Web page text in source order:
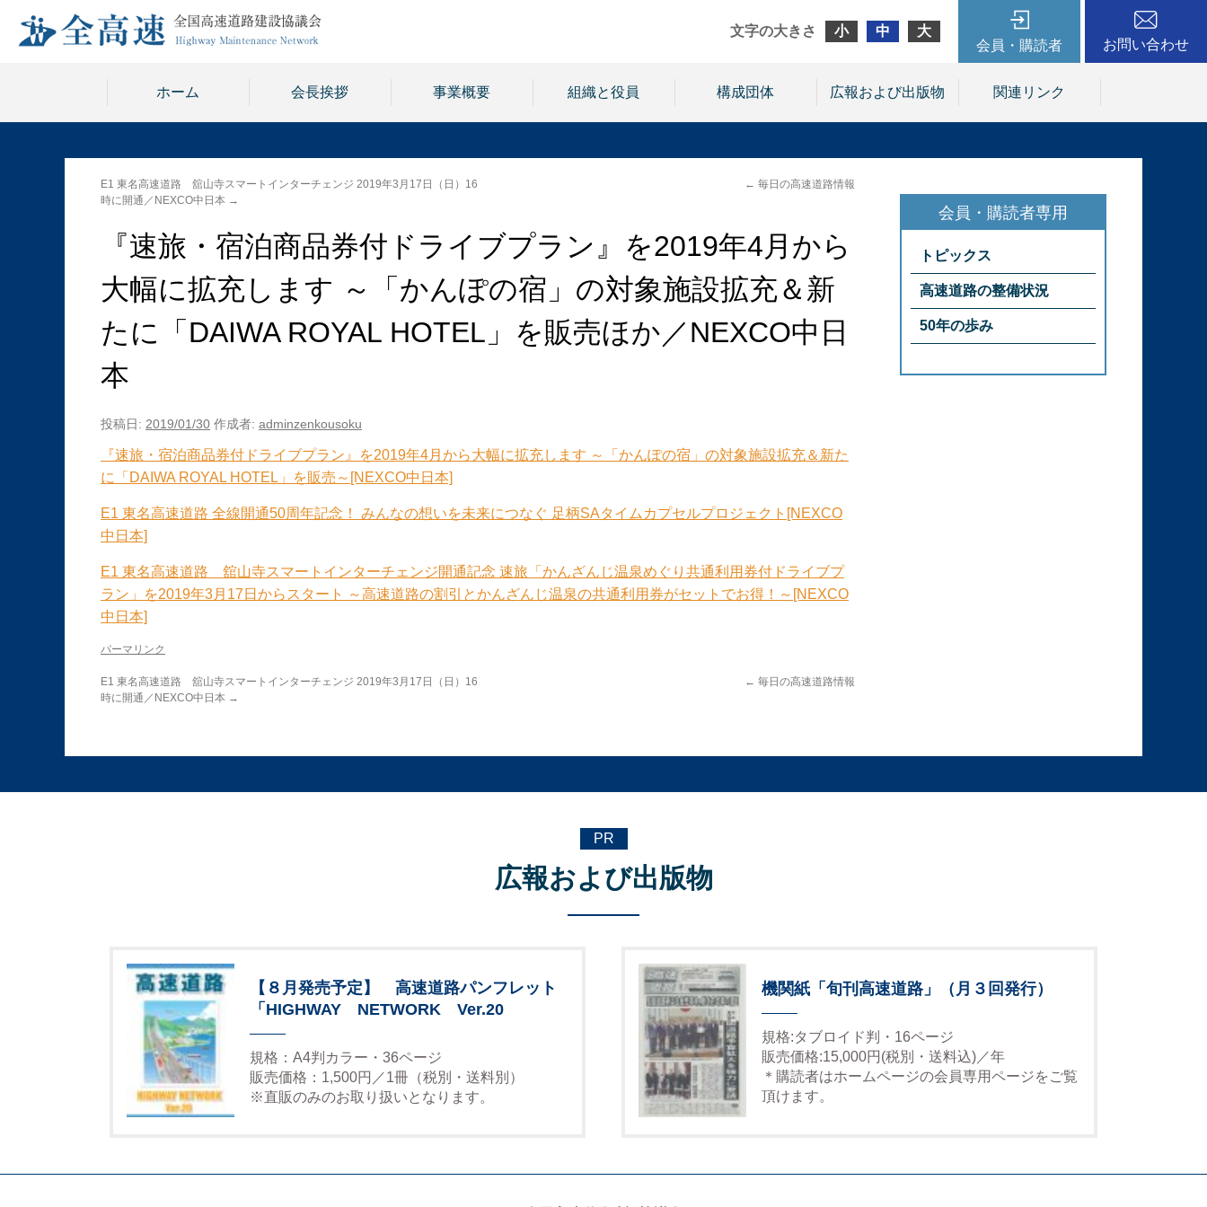
文字の大きさ 小 中
大
会員・購読者
お問い合わせ
ホーム 会長挨拶 事業概要 組織と役員 構成団体 広報および出版物 関連リンク
← 毎日の高速道路情報
E1 東名高速道路 舘山寺スマートインターチェンジ 2019年3月17日（日）16
時に開通／NEXCO中日本 →
『速旅・宿泊商品券付ドライブプラン』を2019年4月から
大幅に拡充します ～「かんぽの宿」の対象施設拡充＆新
たに「DAIWA ROYAL HOTEL」を販売ほか／NEXCO中日
本
投稿日: 2019/01/30 作成者: adminzenkousoku
『速旅・宿泊商品券付ドライブプラン』を2019年4月から大幅に拡充します ～「かんぽの宿」の対象施設拡充＆新た
に「DAIWA ROYAL HOTEL」を販売～[NEXCO中日本]
E1 東名高速道路 全線開通50周年記念！ みんなの想いを未来につなぐ 足柄SAタイムカプセルプロジェクト[NEXCO
中日本]
E1 東名高速道路 舘山寺スマートインターチェンジ開通記念 速旅「かんざんじ温泉めぐり共通利用券付ドライブプ
ラン」を2019年3月17日からスタート ～高速道路の割引とかんざんじ温泉の共通利用券がセットでお得！～[NEXCO
中日本]
パーマリンク
← 毎日の高速道路情報
E1 東名高速道路 舘山寺スマートインターチェンジ 2019年3月17日（日）16
時に開通／NEXCO中日本 →
トピックス
高速道路の整備状況
50年の歩み
PR
広報および出版物
【８月発売予定】 高速道路パンフレット
「HIGHWAY NETWORK Ver.20
規格：A4判カラー・36ページ
販売価格：1,500円／1冊（税別・送料別）
※直販のみのお取り扱いとなります。
機関紙「旬刊高速道路」（月３回発行）
規格:タブロイド判・16ページ
販売価格:15,000円(税別・送料込)／年
＊購読者はホームページの会員専用ページをご覧
頂けます。